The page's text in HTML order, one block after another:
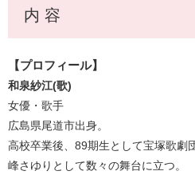
内 容
【プロフィール】
和泉紗江(歌)
女優・歌手
広島県尾道市出身。
高校卒業後、89期生として宝塚歌劇
峰さゆりとして数々の舞台に立つ。